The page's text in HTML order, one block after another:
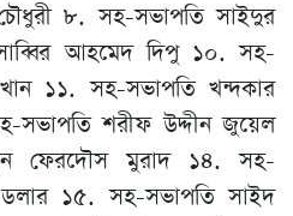
৮. সহ-সভাপতি সাইদুর
আহমেদ দিপু ১০. সহ-
১১. সহ-সভাপতি খন্দকার
শরীফ উদ্দীন জুয়েল
ফেরদৌস মুরাদ ১৪. সহ-
১৫. সহ-সভাপতি সাইদ